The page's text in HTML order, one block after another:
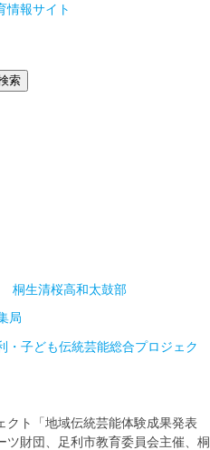
情報サイト
桐生清桜高和太鼓部
局
・子ども伝統芸能総合プロジェク
クト「地域伝統芸能体験成果発表
財団、足利市教育委員会主催、桐